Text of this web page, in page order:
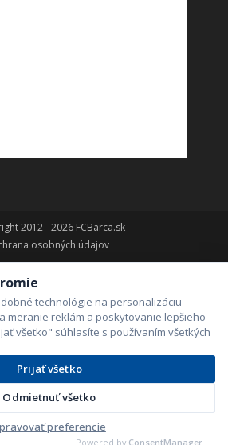
2012 - 2026 FCBarca.sk
osobných údajov
technológie na personalizáciu
meranie reklám a poskytovanie lepšieho
všetko" súhlasíte s používaním všetkých
Prijať všetko
Odmietnuť všetko
preferencie
Powered by ConsentManager